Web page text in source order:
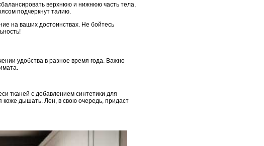
верхнюю и нижнюю часть тела,
подчеркнут талию.
на ваших достоинствах. Не бойтесь
удобства в разное время года. Важно
тканей с добавлением синтетики для
коже дышать. Лен, в свою очередь, придаст